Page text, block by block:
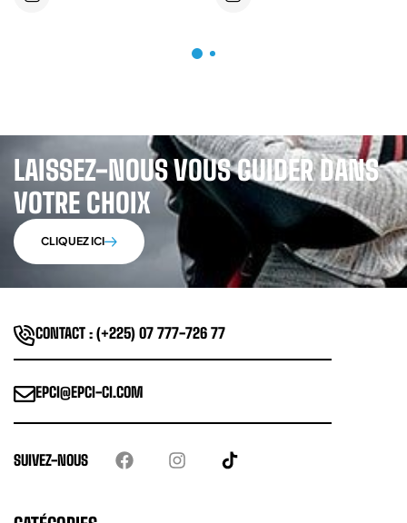
LAISSEZ-NOUS VOUS GUIDER DANS
VOTRE CHOIX
CLIQUEZ ICI
CONTACT : (+225) 07 777-726 77
EPCI@EPCI-CI.COM
SUIVEZ-NOUS